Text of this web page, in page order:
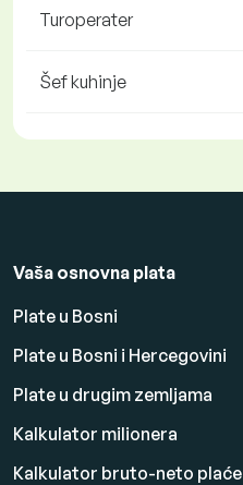
Turoperater
Šef kuhinje
Vaša osnovna plata
Plate u Bosni
Plate u Bosni i Hercegovini
Plate u drugim zemljama
Kalkulator milionera
Kalkulator bruto-neto plaće